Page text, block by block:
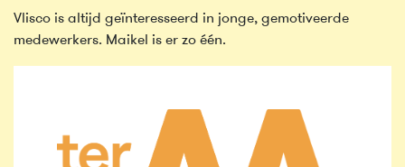
Vlisco is altijd geïnteresseerd in jonge, gemotiveerde
medewerkers. Maikel is er zo één.